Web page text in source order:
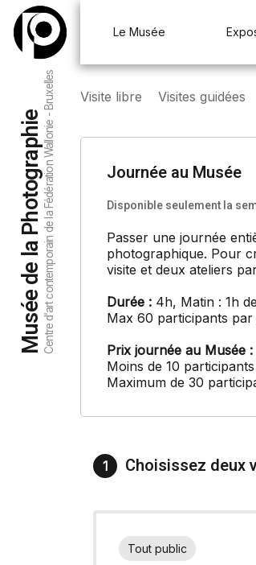
Musée de la PhotographieCentre d’art contemporain de la Fédération Wallonie - Bruxelles
Le Musée
Visite libre Visites guidées
Journée au Musée
Disponible seulement la
Passer une journée
photographique. Pour
visite et deux ateliers
Durée : 4h, Matin : 1h
Max 60 participants par
Prix journée au Musée :
Moins de 10
Maximum de 30
1 Choisissez deux
Tout public